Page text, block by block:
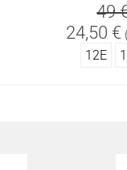
49
24,50 €
12Ε